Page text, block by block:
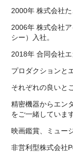
2000年 株式会社た
2006年 株式会社
シー）入社。
2018年 合同会社
プロダクションと
それぞれの良いと
精密機器からエン
をご一緒しています
映画鑑賞、ミュー
非営利型株式会社